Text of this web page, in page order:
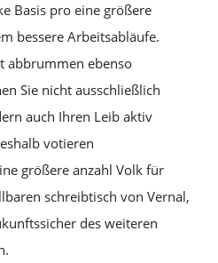
Basis pro eine größere
bessere Arbeitsabläufe.
abbrummen ebenso
Sie nicht ausschließlich
auch Ihren Leib aktiv
votieren
größere anzahl Volk für
schreibtisch von Vernal,
des weiteren